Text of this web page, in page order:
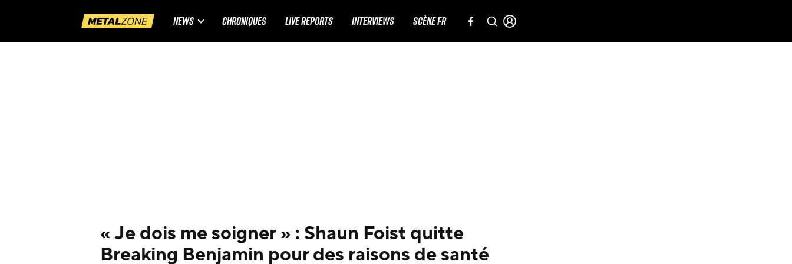
NEWS CHRONIQUES LIVE REPORTS INTERVIEWS SCÈNE FR
« Je dois me soigner » : Shaun Foist quitte
Breaking Benjamin pour des raisons de santé